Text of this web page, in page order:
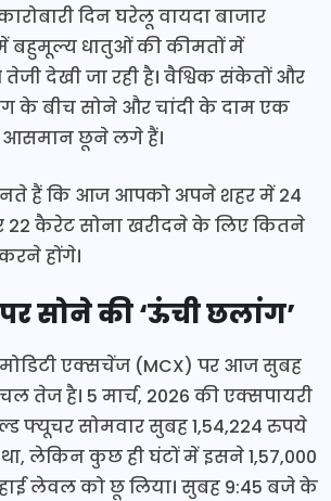
दिन घरेलू वायदा बाजार
बहुमूल्य धातुओं की कीमतों में
देखी जा रही है। वैश्विक संकेतों और
के बीच सोने और चांदी के दाम एक
आसमान छूने लगे हैं।
हैं कि आज आपको अपने शहर में 24
कैरेट सोना खरीदने के लिए कितने
होंगे।
सोने की ‘ऊंची छलांग’
एक्सचेंज (MCX) पर आज सुबह
तेज है। 5 मार्च, 2026 की एक्सपायरी
फ्यूचर सोमवार सुबह 1,54,224 रुपये
लेकिन कुछ ही घंटों में इसने 1,57,000
लेवल को छू लिया। सुबह 9:45 बजे के